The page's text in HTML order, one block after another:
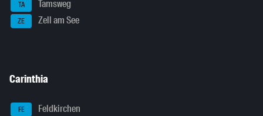
TA Tamsweg
ZE Zell am See
Carinthia
FE Feldkirchen